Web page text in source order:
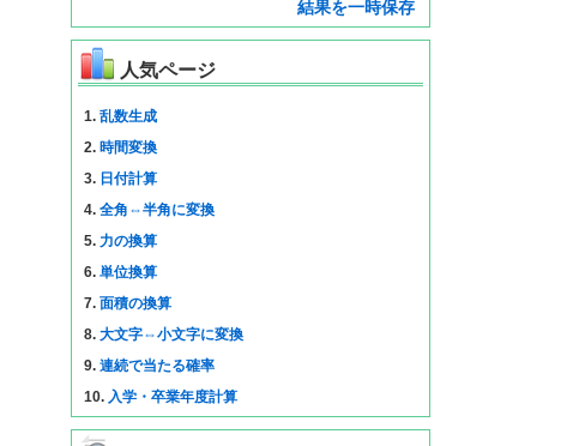
結果を一時保存
人気ページ
1. 乱数生成
2. 時間変換
3. 日付計算
4. 全角⇔半角に変換
5. 力の換算
6. 単位換算
7. 面積の換算
8. 大文字⇔小文字に変換
9. 連続で当たる確率
10. 入学・卒業年度計算